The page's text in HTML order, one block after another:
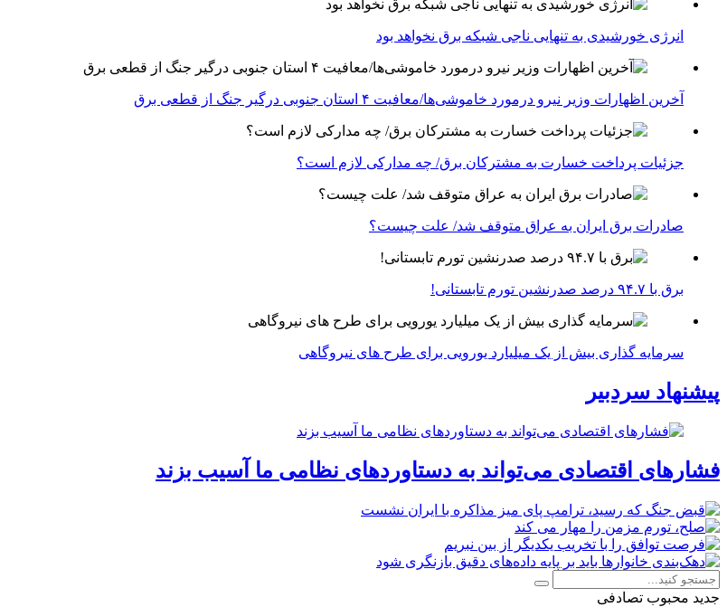
انرژی خورشیدی به تنهایی ناجی شبکه برق نخواهد بود
آخرین اظهارات وزیر نیرو درمورد خاموشی‌ها/معافیت ۴ استان جنوبی درگیر جنگ از قطعی برق
جزئیات پرداخت خسارت به مشترکان برق/ چه مدارکی لازم است؟
صادرات برق ایران به عراق متوقف شد/ علت چیست؟
برق با ۹۴.۷ درصد صدرنشین تورم تابستانی!
سرمایه گذاری بیش از یک میلیارد یورویی برای طرح های نیروگاهی
پیشنهاد سردبیر
فشارهای اقتصادی می‌تواند به دستاوردهای نظامی ما آسیب بزند
جدید محبوب تصادفی